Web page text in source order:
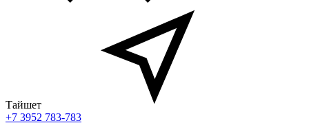
Тайшет
+7 3952 783-783